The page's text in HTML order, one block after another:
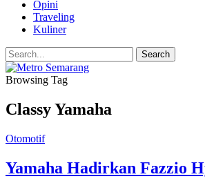
Opini
Traveling
Kuliner
Browsing Tag
Classy Yamaha
Otomotif
Yamaha Hadirkan Fazzio